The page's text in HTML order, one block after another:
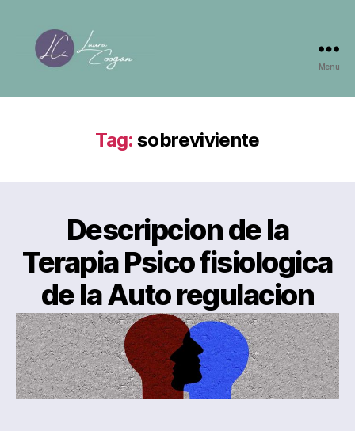
Coogan
Menu
Tag: sobreviviente
Descripcion de la
Terapia Psico fisiologica
de la Auto regulacion
Post
author
ByLaura Coogan, Psicoterapeuta
Post
date
November 13, 2018